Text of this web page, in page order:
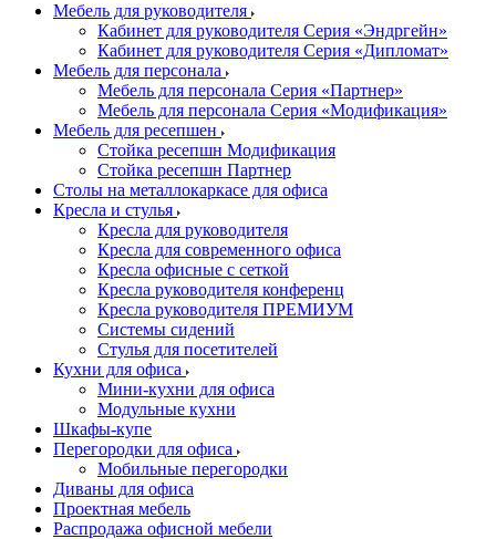
Мебель для руководителя
Кабинет для руководителя Серия «Эндргейн»
Кабинет для руководителя Серия «Дипломат»
Мебель для персонала
Мебель для персонала Серия «Партнер»
Мебель для персонала Серия «Модификация»
Мебель для ресепшен
Стойка ресепшн Модификация
Стойка ресепшн Партнер
Столы на металлокаркасе для офиса
Кресла и стулья
Кресла для руководителя
Кресла для современного офиса
Кресла офисные с сеткой
Кресла руководителя конференц
Кресла руководителя ПРЕМИУМ
Системы сидений
Стулья для посетителей
Кухни для офиса
Мини-кухни для офиса
Модульные кухни
Шкафы-купе
Перегородки для офиса
Мобильные перегородки
Диваны для офиса
Проектная мебель
Распродажа офисной мебели